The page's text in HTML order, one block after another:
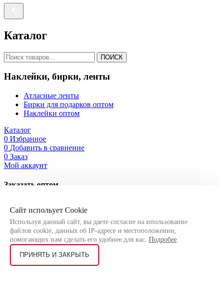
Сайт испольует Cookie
Используя данный сайт, вы даете согласие на ипользование
файлов cookie, данных об IP-адресе и местоположении,
помогающих нам сделать его удобнее для вас. Подробее.
ПРИНЯТЬ И ЗАКРЫТЬ
Каталог
ПОИСК
Наклейки, бирки, ленты
Атласные ленты
Бирки для подарков оптом
Наклейки оптом
Каталог
0 Избранное
0 Добавить в сравнение
0 Заказ
Мой аккаунт
Заказать оптом
с Вами!